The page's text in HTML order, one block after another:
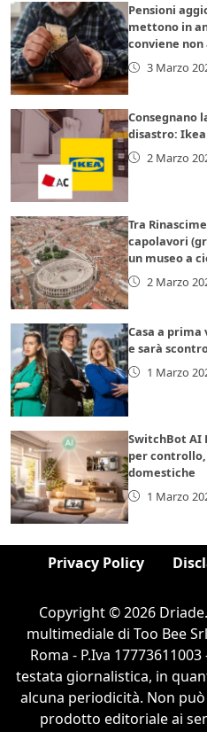
Pensioni
mettono in
conviene
3 Marzo
Consegnano
disastro:
2 Marzo
Tra
capolavori
un museo a
2 Marzo
Casa a
e sarà
1 Marzo
SwitchBot AI
per
domestiche
1 Marzo
Privacy Policy
Copyright © 2026
multimediale di Too Bee
Roma - P.Iva
testata giornalistica, in
alcuna periodicità. Non
prodotto editoriale ai